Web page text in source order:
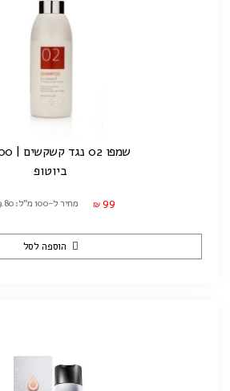
שמפו 02 נגד קשקשים | 500 מ"ל
ביוטופ
₪ 99 מחיר ל-100 מ"ל: ₪19.80
הוספה לסל